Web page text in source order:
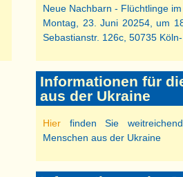
Neue Nachbarn - Flüchtlinge
Montag, 23. Juni 20254, um
Sebastianstr. 126c, 50735
Informationen für
aus der Ukraine
Hier finden Sie
Menschen aus der Ukraine